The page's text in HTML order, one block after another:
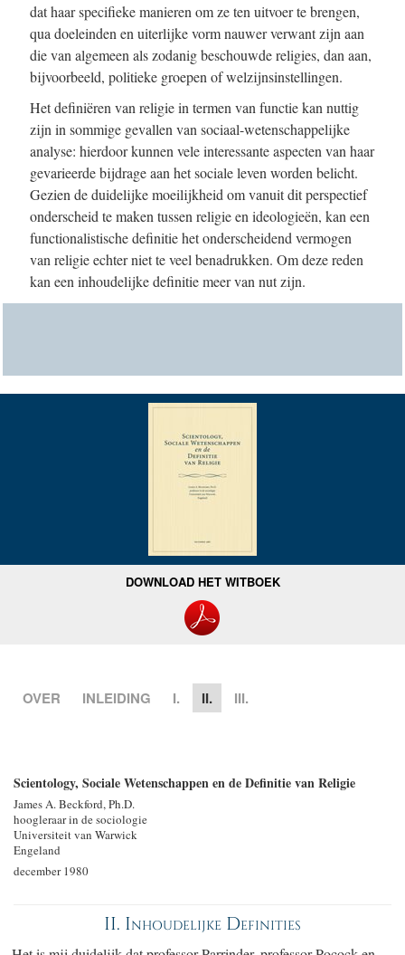
dat haar specifieke manieren om ze ten uitvoer te brengen,
qua doeleinden en uiterlijke vorm nauwer verwant zijn aan
die van algemeen als zodanig beschouwde religies, dan aan,
bijvoorbeeld, politieke groepen of welzijnsinstellingen.
Het definiëren van religie in termen van functie kan nuttig
zijn in sommige gevallen van sociaal-wetenschappelijke
analyse: hierdoor kunnen vele interessante aspecten van haar
gevarieerde bijdrage aan het sociale leven worden belicht.
Gezien de duidelijke moeilijkheid om vanuit dit perspectief
onderscheid te maken tussen religie en ideologieën, kan een
functionalistische definitie het onderscheidend vermogen
van religie echter niet te veel benadrukken. Om deze reden
kan een inhoudelijke definitie meer van nut zijn.
DOWNLOAD HET WITBOEK
OVER INLEIDING I. II. III.
Scientology, Sociale Wetenschappen en de Definitie van Religie
James A. Beckford, Ph.D.
hoogleraar in de sociologie
Universiteit van Warwick
Engeland
december 1980
II. Inhoudelijke Definities